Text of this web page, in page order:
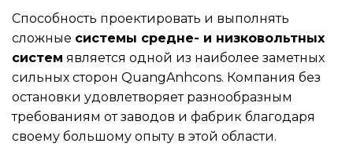
Способность проектировать и выполнять
сложные системы средне- и низковольтных
систем является одной из наиболее заметных
сильных сторон QuangAnhcons. Компания без
остановки удовлетворяет разнообразным
требованиям от заводов и фабрик благодаря
своему большому опыту в этой области.